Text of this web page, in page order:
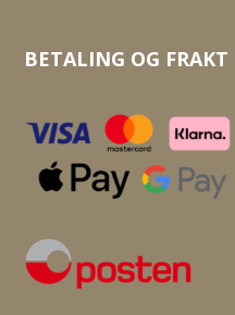
BETALING OG FRAKT